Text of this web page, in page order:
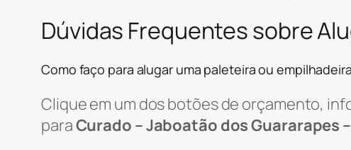
Dúvidas Frequentes sobre
Como faço para alugar uma paleteira ou
Clique em um dos botões de orçamento,
paraCurado – Jaboatão dos Guararapes –